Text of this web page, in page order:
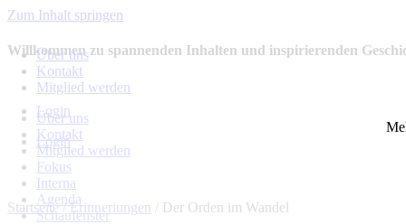
Zum Inhalt springen
Über uns
Kontakt
Mitglied werden
Über uns
Kontakt
Mitglied werden
Login
Login
Fokus
Interna
Agenda
Schaufenster
Willkommen zu spannenden Inhalten und inspirierenden
Startseite/Erinneriungen / Der Orden im Wandel